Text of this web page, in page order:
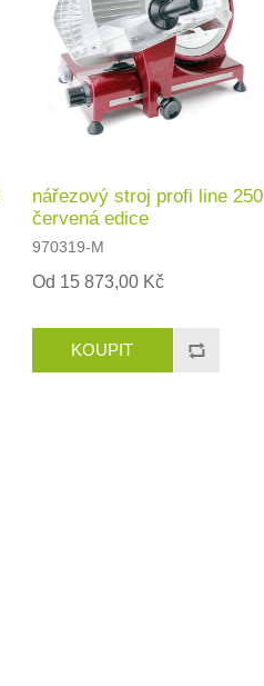
nářezový stroj profi line 250
červená edice
970319-M
Od 15 873,00 Kč